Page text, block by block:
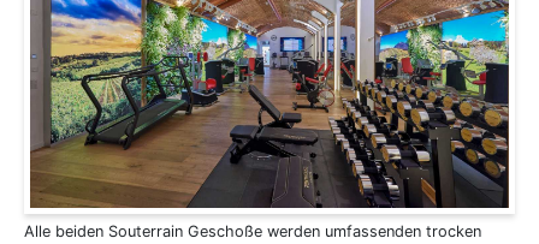
Alle beiden Souterrain Geschoße werden umfassenden trocken